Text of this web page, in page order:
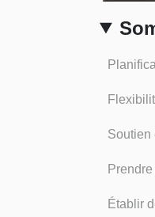
Soutien
Établir